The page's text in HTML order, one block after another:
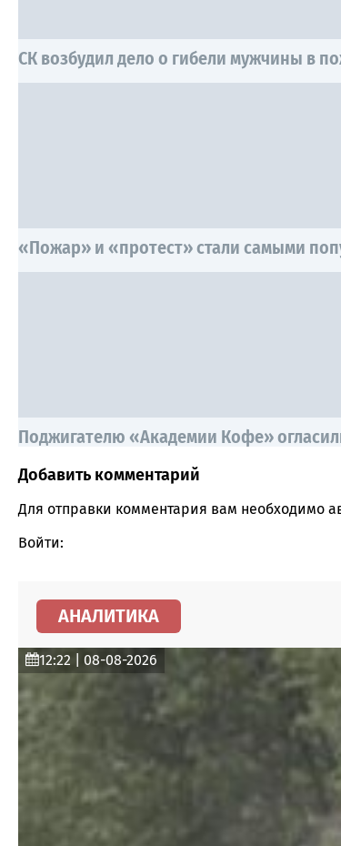
СК возбудил дело о гибели мужчины в
«Пожар» и «протест» стали самыми
Поджигателю «Академии Кофе»
Comment
Добавить комментарий
Для отправки комментария вам необходимо
Войти:
АНАЛИТИКА
12:22 | 08-08-2026